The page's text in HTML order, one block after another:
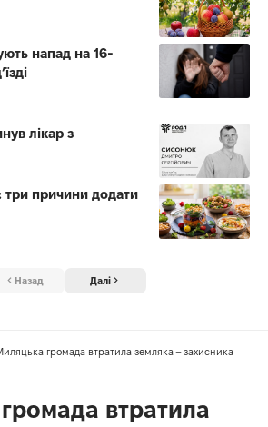
напад на 16-
лікар з
причини додати
Назад Далі
громада втратила земляка – захисника
втратила